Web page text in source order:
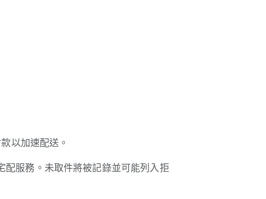
以加速配送。
配服務。未取件將被記錄並可能列入拒